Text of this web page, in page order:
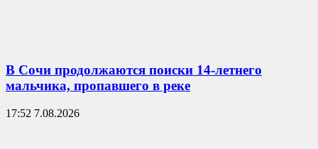
В Сочи продолжаются поиски 14-летнего
мальчика, пропавшего в реке
17:52 7.08.2026